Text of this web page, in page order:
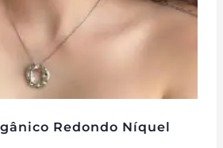
Redondo Níquel